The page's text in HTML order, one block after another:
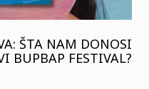
ŠTA NAM DONOSI
BUPBAP FESTIVAL?